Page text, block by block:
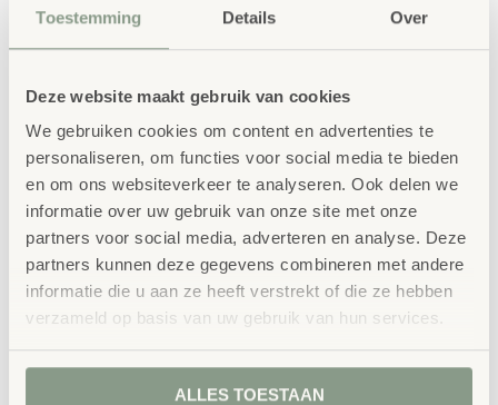
Toestemming Details Over
Deze website maakt gebruik van cookies
We gebruiken cookies om content en advertenties te
personaliseren, om functies voor social media te bieden
en om ons websiteverkeer te analyseren. Ook delen we
informatie over uw gebruik van onze site met onze
partners voor social media, adverteren en analyse. Deze
partners kunnen deze gegevens combineren met andere
informatie die u aan ze heeft verstrekt of die ze hebben
verzameld op basis van uw gebruik van hun services.
ALLES TOESTAAN
Stapelbare Barkruk
Hatton Midi 4/St.
€796,00
incl. BTW
De enige lichtgewicht stapelbare kunststof
kruk!
Kleur